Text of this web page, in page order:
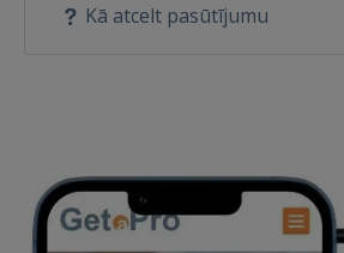
Kā atcelt pasūtījumu